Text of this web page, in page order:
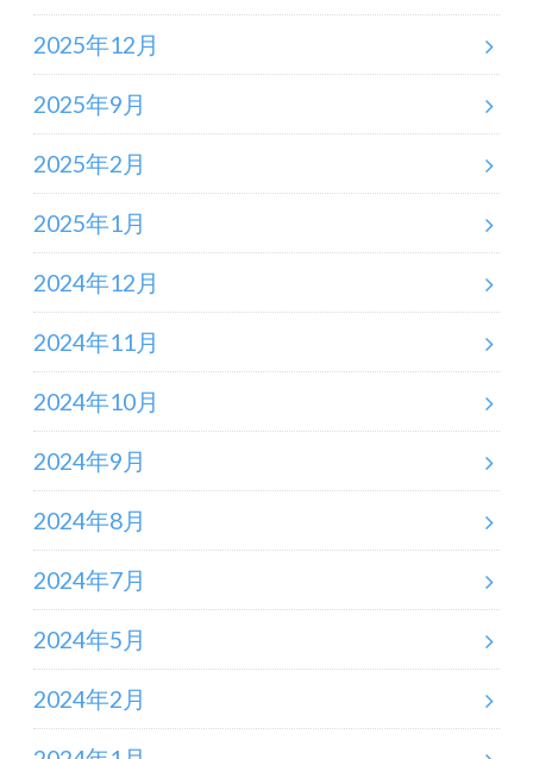
2025年12月
2025年9月
2025年2月
2025年1月
2024年12月
2024年11月
2024年10月
2024年9月
2024年8月
2024年7月
2024年5月
2024年2月